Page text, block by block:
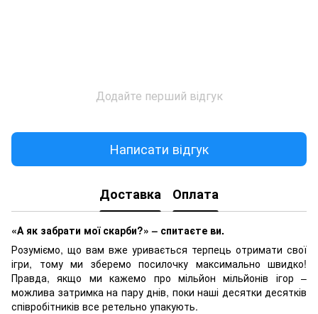
Додайте перший відгук
Написати відгук
Доставка Оплата
«А як забрати мої скарби?» – спитаєте ви.
Розуміємо, що вам вже уривається терпець отримати свої
ігри, тому ми зберемо посилочку максимально швидко!
Правда, якщо ми кажемо про мільйон мільйонів ігор –
можлива затримка на пару днів, поки наші десятки десятків
співробітників все ретельно упакують.